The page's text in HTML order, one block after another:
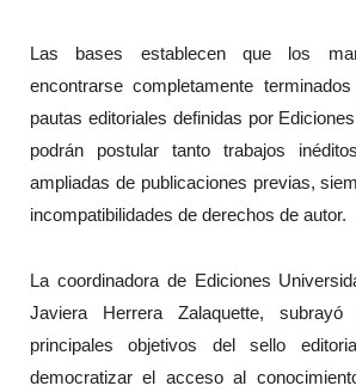
Las bases establecen que los
encontrarse completamente
pautas editoriales definidas por
podrán postular tanto trabajos
ampliadas de publicaciones previas,
incompatibilidades de derechos de autor.
La coordinadora de Ediciones
Javiera Herrera Zalaquette,
principales objetivos del sello
democratizar el acceso al